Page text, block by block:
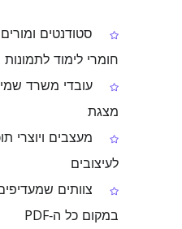
סטודנטים
חומרי לימוד לתמונות
עובדי משרד
מצגת
מעצבים ויוצרי
לעיצובים
צוותים
במקום כל ה‑PDF